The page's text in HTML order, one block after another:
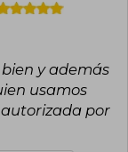
y además
usamos
por